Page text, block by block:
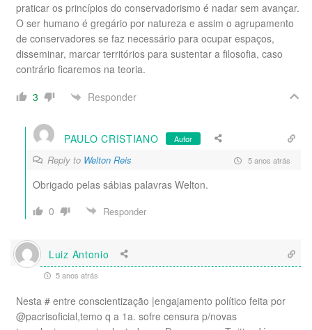
praticar os princípios do conservadorismo é nadar sem avançar.
O ser humano é gregário por natureza e assim o agrupamento
de conservadores se faz necessário para ocupar espaços,
disseminar, marcar territórios para sustentar a filosofia, caso
contrário ficaremos na teoria.
3
Responder
PAULO CRISTIANO Autor
Reply to Welton Reis 5 anos atrás
Obrigado pelas sábias palavras Welton.
0
Responder
Luiz Antonio
5 anos atrás
Nesta # entre conscientização |engajamento político feita por
@pacrisoficial,temo q a 1a. sofre censura p/novas